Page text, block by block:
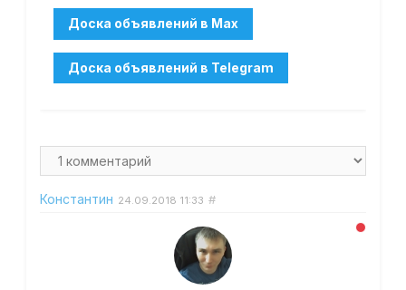
Константин 24.09.2018 11:33 #